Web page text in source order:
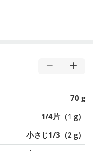
70 g
1/4片（1 g）
小さじ1/3（2 g）